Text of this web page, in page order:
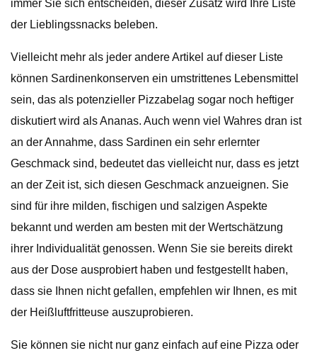
immer Sie sich entscheiden, dieser Zusatz wird Ihre Liste
der Lieblingssnacks beleben.
Vielleicht mehr als jeder andere Artikel auf dieser Liste
können Sardinenkonserven ein umstrittenes Lebensmittel
sein, das als potenzieller Pizzabelag sogar noch heftiger
diskutiert wird als Ananas. Auch wenn viel Wahres dran ist
an der Annahme, dass Sardinen ein sehr erlernter
Geschmack sind, bedeutet das vielleicht nur, dass es jetzt
an der Zeit ist, sich diesen Geschmack anzueignen. Sie
sind für ihre milden, fischigen und salzigen Aspekte
bekannt und werden am besten mit der Wertschätzung
ihrer Individualität genossen. Wenn Sie sie bereits direkt
aus der Dose ausprobiert haben und festgestellt haben,
dass sie Ihnen nicht gefallen, empfehlen wir Ihnen, es mit
der Heißluftfritteuse auszuprobieren.
Sie können sie nicht nur ganz einfach auf eine Pizza oder